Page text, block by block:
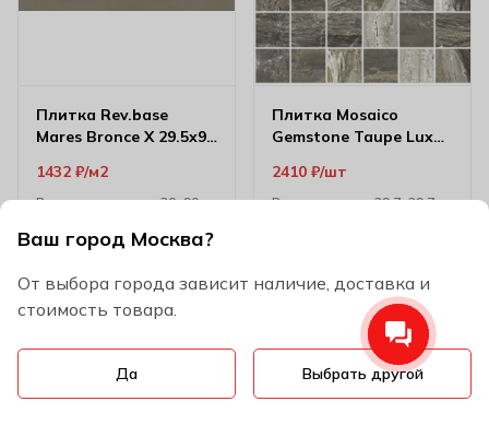
Ваш город Москва?
От выбора города зависит наличие, доставка и
стоимость товара.
Да Выбрать другой
Плитка Rev.base
Mares Bronce X 29.5х90
В наличии (6.63 м2)
1432 ₽ м2
Размер
30х90 см
Atlantic Tiles
Код
AC1254
Плитка Mosaico
Gemstone Taupe Lux
В наличии (более 50 шт)
2410 ₽ шт
Размер
29,7х29,7 см
Код
AC251